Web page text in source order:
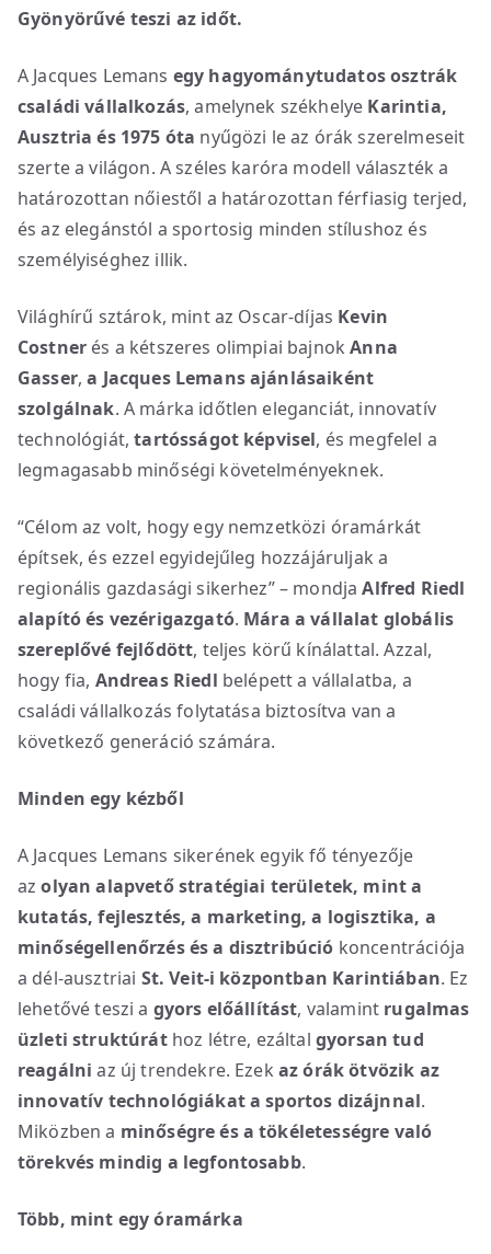
Gyönyörűvé teszi az időt.
A Jacques Lemans egy hagyománytudatos osztrák
családi vállalkozás, amelynek székhelye Karintia,
Ausztria és 1975 óta nyűgözi le az órák szerelmeseit
szerte a világon. A széles karóra modell választék a
határozottan nőiestől a határozottan férfiasig terjed,
és az elegánstól a sportosig minden stílushoz és
személyiséghez illik.
Világhírű sztárok, mint az Oscar-díjas Kevin
Costner és a kétszeres olimpiai bajnokAnna
Gasser,a Jacques Lemans ajánlásaiként
szolgálnak. A márka időtlen eleganciát, innovatív
technológiát,tartósságot képvisel, és megfelel a
legmagasabb minőségi követelményeknek.
“Célom az volt, hogy egy nemzetközi óramárkát
építsek, és ezzel egyidejűleg hozzájáruljak a
regionális gazdasági sikerhez” – mondjaAlfred Riedl
alapító és vezérigazgató. Mára a vállalat globális
szereplővé fejlődött, teljes körű kínálattal. Azzal,
hogy fia, Andreas Riedl belépett a vállalatba, a
családi vállalkozás folytatása biztosítva van a
következő generáció számára.
Minden egy kézből
A Jacques Lemans sikerének egyik fő tényezője
azolyan alapvető stratégiai területek, mint a
kutatás, fejlesztés, a marketing, a logisztika, a
minőségellenőrzés és a disztribúció koncentrációja
a dél-ausztriai St. Veit-i központban Karintiában. Ez
lehetővé teszi a gyors előállítást, valamint rugalmas
üzleti struktúráthoz létre, ezáltal gyorsan tud
reagálni az új trendekre. Ezek az órák ötvözik az
innovatív technológiákat a sportos dizájnnal.
Miközben a minőségre és a tökéletességre való
törekvés mindig a legfontosabb.
Több, mint egy óramárka